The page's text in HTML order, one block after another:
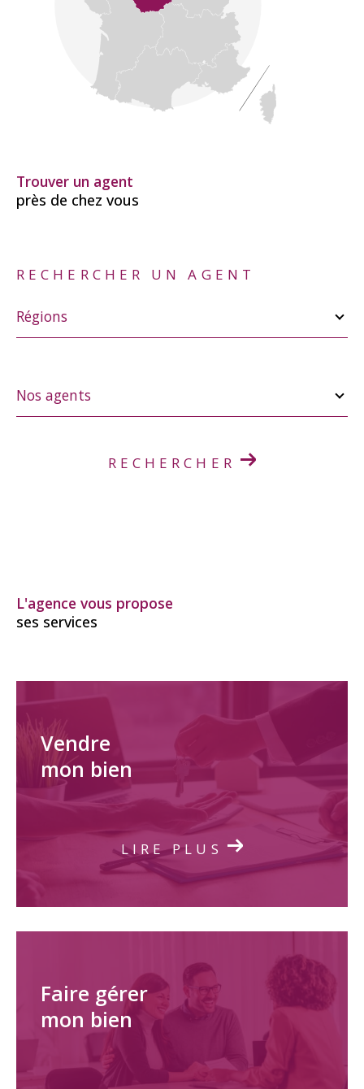
Trouver un agent
près de chez vous
RECHERCHER UN AGENT
une
Régions
Nos agents
RECHERCHER
L'agence vous propose
ses services
Vendre
mon bien
LIRE PLUS
Faire gérer
mon bien